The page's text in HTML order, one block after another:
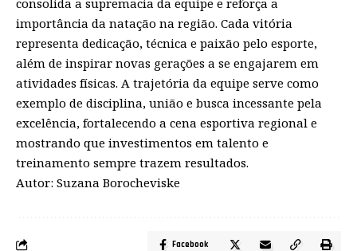
importância da natação na região. Cada vitória
representa dedicação, técnica e paixão pelo esporte,
além de inspirar novas gerações a se engajarem em
atividades físicas. A trajetória da equipe serve como
exemplo de disciplina, união e busca incessante pela
excelência, fortalecendo a cena esportiva regional e
mostrando que investimentos em talento e
treinamento sempre trazem resultados.
Autor: Suzana Borocheviske
Facebook